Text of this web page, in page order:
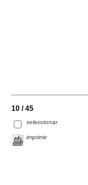
10 / 45
seleccionar
imprimir